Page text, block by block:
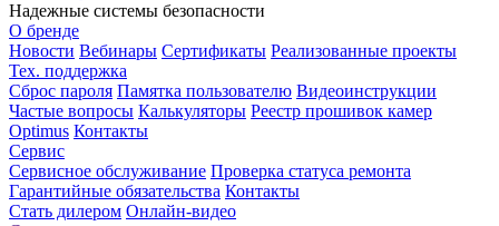
Надежные системы безопасности
О бренде
Новости Вебинары Сертификаты Реализованные проекты
Тех. поддержка
Сброс пароля Памятка пользователю Видеоинструкции
Частые вопросы Калькуляторы Реестр прошивок камер
Optimus Контакты
Сервис
Сервисное обслуживание Проверка статуса ремонта
Гарантийные обязательства Контакты
Стать дилером Онлайн-видео